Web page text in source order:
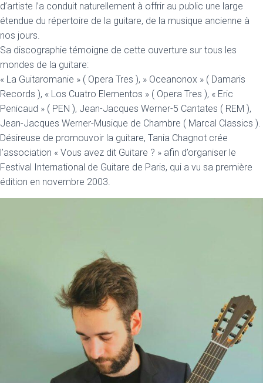
d’artiste l’a conduit naturellement à offrir au public une large
étendue du répertoire de la guitare, de la musique ancienne à
nos jours.
Sa discographie témoigne de cette ouverture sur tous les
mondes de la guitare:
« La Guitaromanie » ( Opera Tres ), » Oceanonox » ( Damaris
Records ), « Los Cuatro Elementos » ( Opera Tres ), « Eric
Penicaud » ( PEN ), Jean-Jacques Werner-5 Cantates ( REM ),
Jean-Jacques Werner-Musique de Chambre ( Marcal Classics ).
Désireuse de promouvoir la guitare, Tania Chagnot crée
l’association « Vous avez dit Guitare ? » afin d’organiser le
Festival International de Guitare de Paris, qui a vu sa première
édition en novembre 2003.